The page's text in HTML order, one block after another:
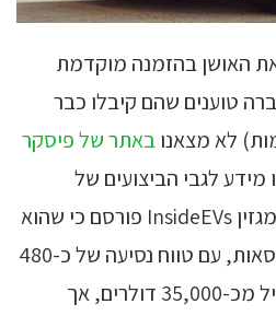
האושן בהזמנה מוקדמת
דולר (בחברה טוענים שהם קיבלו כבר
באתר של פיסקר
לגבי הביצועים של
הקרוסאובר החשמלי – במגזין InsideEVs פורסם כי שהוא
צפוי להיות זמין בכמה גרסאות, עם טווח נסיעה של כ-480
ק"מ ושמחירו צפוי להתחיל מכ-35,000 דולרים, אך